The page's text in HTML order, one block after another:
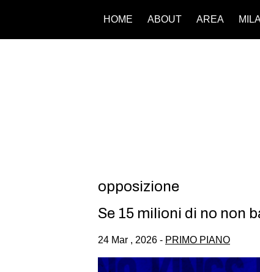
HOME ABOUT AREA
opposizione
Se 15 milioni di no non
24 Mar , 2026 - PRIMO PIANO